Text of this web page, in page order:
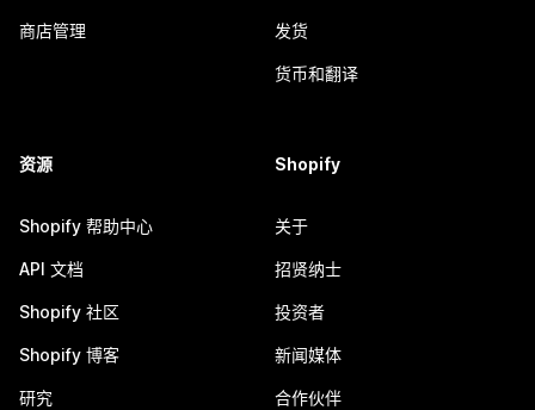
商店管理 发货
货币和翻译
资源
Shopify 帮助中心
API 文档
Shopify 社区
Shopify 博客
研究
Shopify
关于
招贤纳士
投资者
新闻媒体
合作伙伴